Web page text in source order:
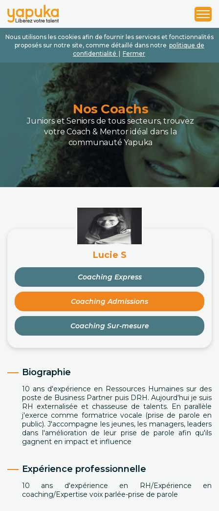
Nous utilisons les cookies afin de fournir les services et fonctionnalités
proposés sur notre site, comme détaillé dans notre politique de
confidentialité
Fermer
1
2
3
Nos Coachs
Juniors et Seniors de tous secteurs, trouvez
votre Coach & Mentor idéal dans la
communauté Yapuka
Lucie S
Coaching Express
Coaching Admissions
Coaching Sur-mesure
Biographie
10 ans d'expérience en Ressources Humaines sur des
poste de Business Partner puis DRH. Aujourd'hui je suis
RH externalisée et chasseuse de talents. En parallèle
j'exerce comme formatrice vocale (prise de parole en
public). J'accompagne les jeunes, les managers, leaders
dans l'amélioration de leur prise de parole afin qu'ils
gagnent en impact et influence
Expérience professionnelle
10 ans d'expérience en RH/Expérience en
coaching/Expertise voix parlée-prise de parole